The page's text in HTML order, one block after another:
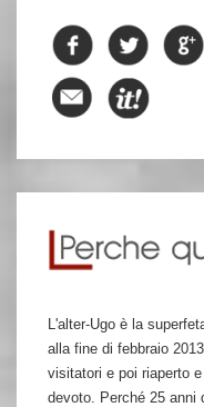
L'alter-Ugo è la
alla fine di febbraio
visitatori e poi riaperto
devoto. Perché 25 anni